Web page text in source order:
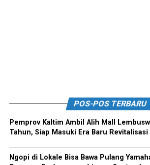
POS-POS TERBARU
Pemprov Kaltim Ambil Alih Mall
Tahun, Siap Masuki Era Baru Revitalisasi
Ngopi di Lokale Bisa Bawa Pulang